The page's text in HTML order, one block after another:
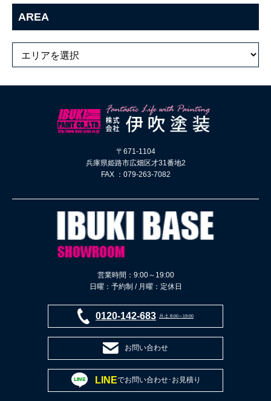
AREA
〒671-1104
兵庫県姫路市広畑区才31番地2
FAX ：079-263-7082
営業時間：9:00～19:00
日曜：予約制 / 月曜：定休日
0120-142-683 月-土 8:00～19:00
お問い合わせ
LINEでお問い合わせ･お見積り